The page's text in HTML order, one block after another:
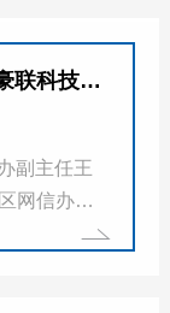
温州市委网信办副主任王榕莅临豪联科技调研指导
副主任王
网信办主